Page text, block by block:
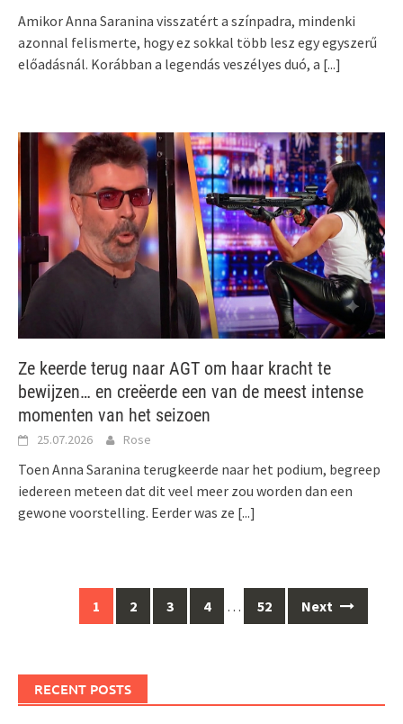
Amikor Anna Saranina visszatért a színpadra, mindenki
azonnal felismerte, hogy ez sokkal több lesz egy egyszerű
előadásnál. Korábban a legendás veszélyes duó, a [...]
Ze keerde terug naar AGT om haar kracht te
bewijzen… en creëerde een van de meest intense
momenten van het seizoen
25.07.2026 Rose
Toen Anna Saranina terugkeerde naar het podium, begreep
iedereen meteen dat dit veel meer zou worden dan een
gewone voorstelling. Eerder was ze [...]
navigation
1 2 3 4 … 52 Next
RECENT POSTS